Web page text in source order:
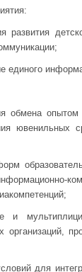
развития
единого
обмена опытом
ювенильных
и
организаций,
для